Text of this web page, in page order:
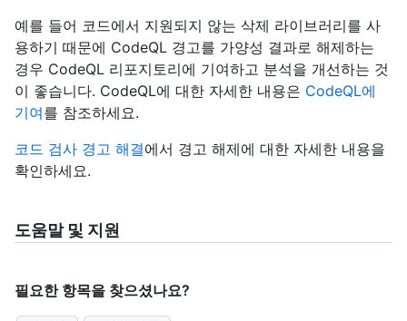
예를 들어 코드에서 지원되지 않는 삭제 라이브러리를 사
용하기 때문에 CodeQL 경고를 가양성 결과로 해제하는
경우 CodeQL 리포지토리에 기여하고 분석을 개선하는 것
이 좋습니다. CodeQL에 대한 자세한 내용은 CodeQL에
기여를 참조하세요.
코드 검사 경고 해결에서 경고 해제에 대한 자세한 내용을
확인하세요.
도움말 및 지원
필요한 항목을 찾으셨나요?